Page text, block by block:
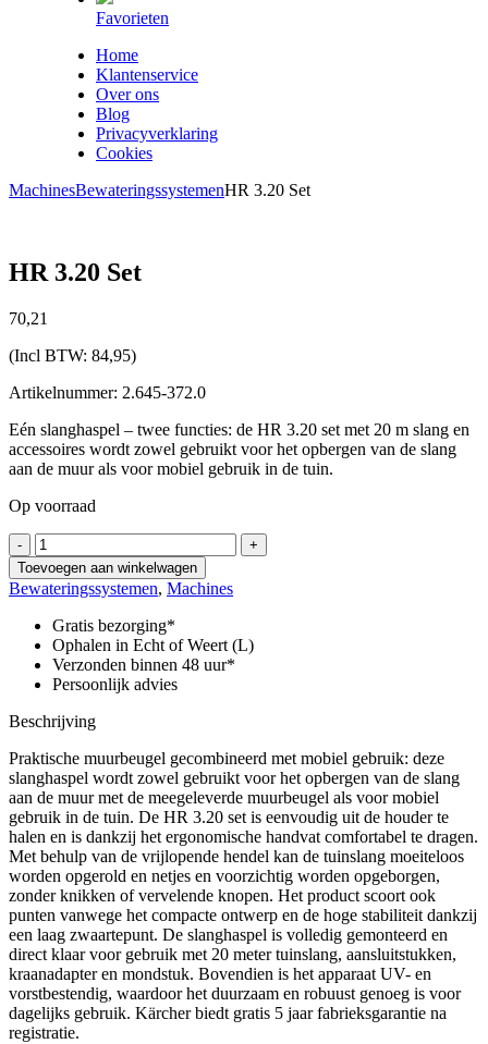
Favorieten
Home
Klantenservice
Over ons
Blog
Privacyverklaring
Cookies
MachinesBewateringssystemenHR 3.20 Set
HR 3.20 Set
70,21
(Incl BTW: 84,95)
Artikelnummer: 2.645-372.0
Eén slanghaspel – twee functies: de HR 3.20 set met 20 m slang en
accessoires wordt zowel gebruikt voor het opbergen van de slang
aan de muur als voor mobiel gebruik in de tuin.
Op voorraad
-
HR
3.20
Set
aantal
+
Toevoegen aan winkelwagen
Bewateringssystemen, Machines
Gratis bezorging*
Ophalen in Echt of Weert (L)
Verzonden binnen 48 uur*
Persoonlijk advies
Beschrijving
Praktische muurbeugel gecombineerd met mobiel gebruik: deze
slanghaspel wordt zowel gebruikt voor het opbergen van de slang
aan de muur met de meegeleverde muurbeugel als voor mobiel
gebruik in de tuin. De HR 3.20 set is eenvoudig uit de houder te
halen en is dankzij het ergonomische handvat comfortabel te dragen.
Met behulp van de vrijlopende hendel kan de tuinslang moeiteloos
worden opgerold en netjes en voorzichtig worden opgeborgen,
zonder knikken of vervelende knopen. Het product scoort ook
punten vanwege het compacte ontwerp en de hoge stabiliteit dankzij
een laag zwaartepunt. De slanghaspel is volledig gemonteerd en
direct klaar voor gebruik met 20 meter tuinslang, aansluitstukken,
kraanadapter en mondstuk. Bovendien is het apparaat UV- en
vorstbestendig, waardoor het duurzaam en robuust genoeg is voor
dagelijks gebruik. Kärcher biedt gratis 5 jaar fabrieksgarantie na
registratie.